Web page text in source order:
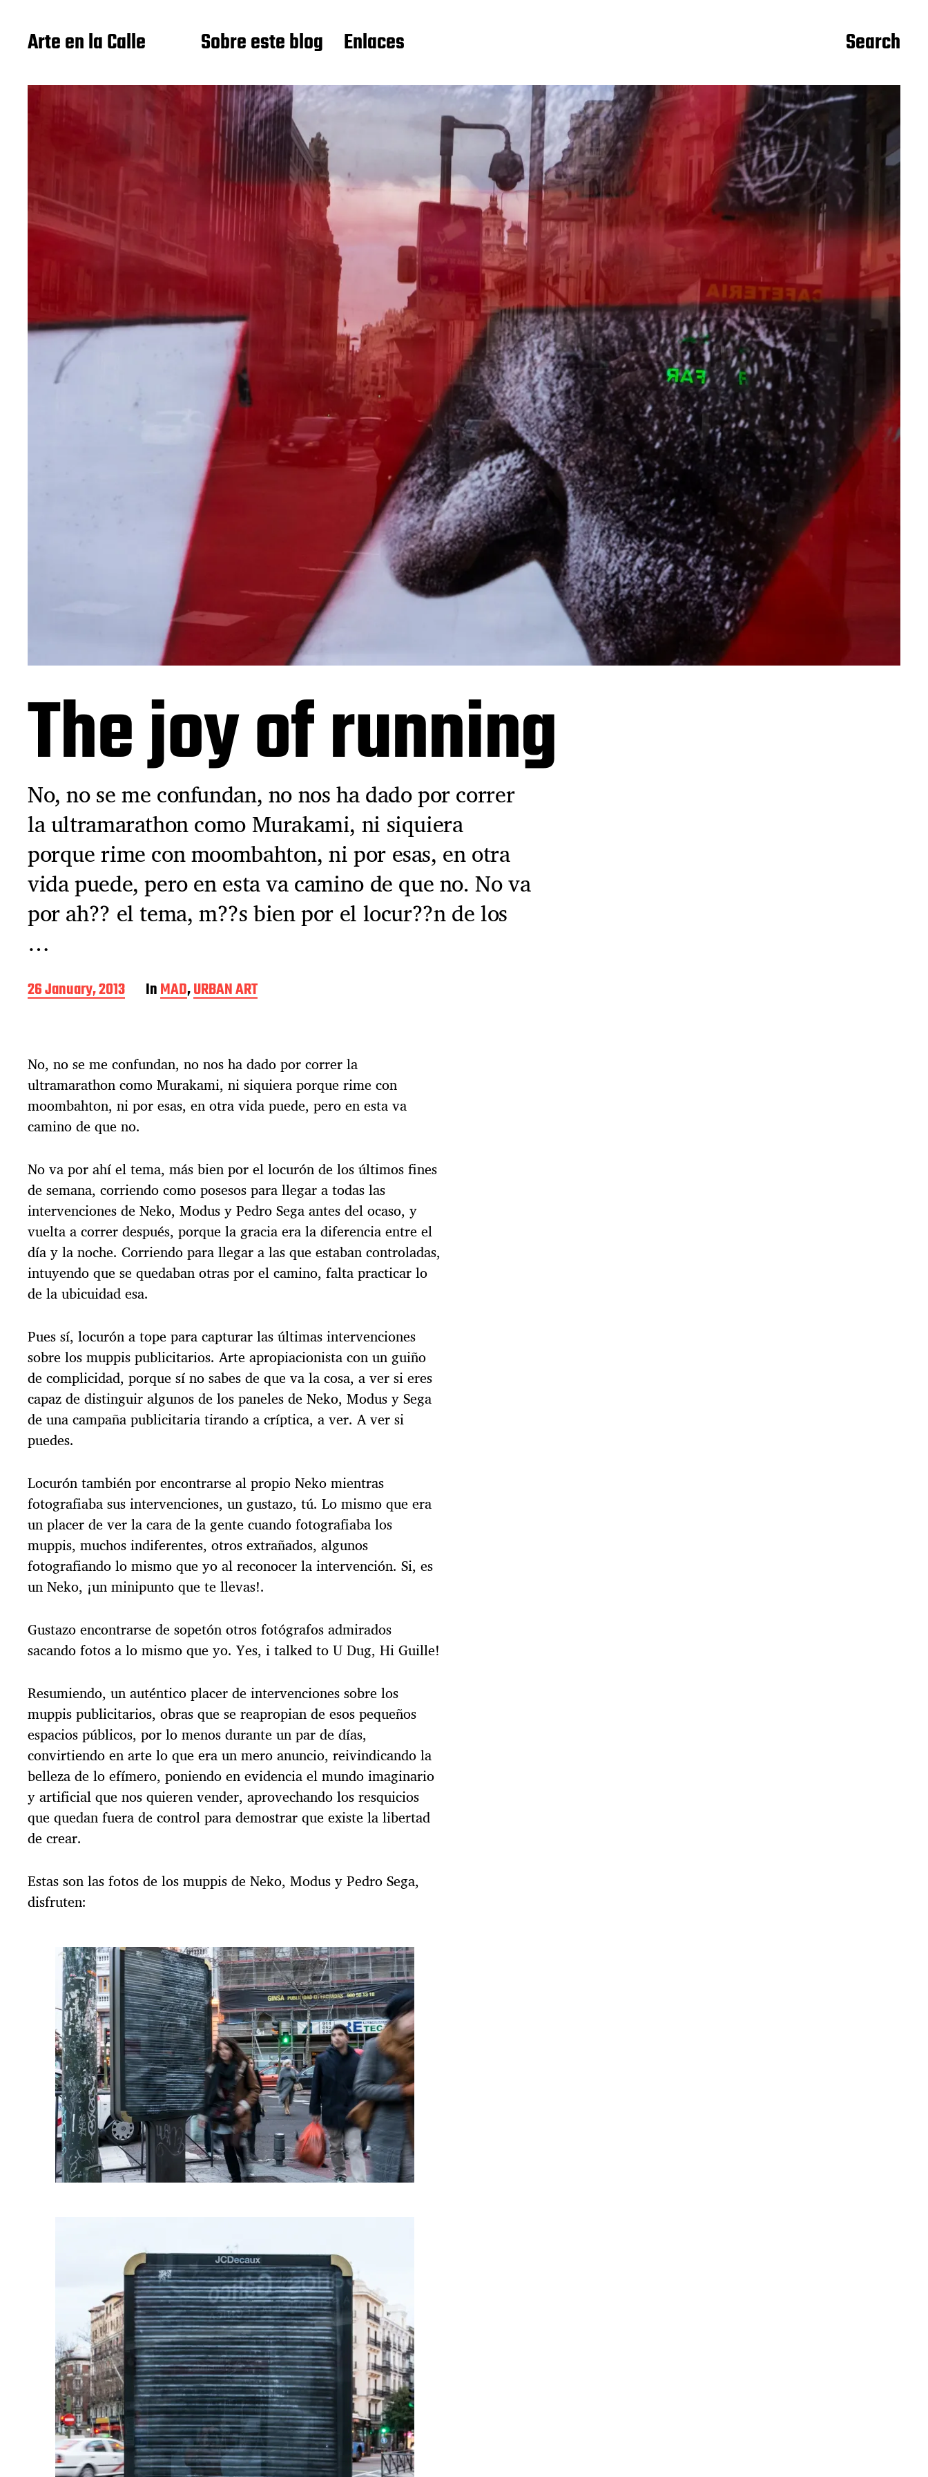
Arte en la Calle Sobre este blog Enlaces Search
The joy of running
No, no se me confundan, no nos ha dado por correr
la ultramarathon como Murakami, ni siquiera
porque rime con moombahton, ni por esas, en otra
vida puede, pero en esta va camino de que no. No va
por ah?? el tema, m??s bien por el locur??n de los
…
P
o
a
t
e
26 January, 2013 InMAD,URBAN ART
No, no se me confundan, no nos ha dado por correr la
ultramarathon como Murakami, ni siquiera porque rime con
moombahton, ni por esas, en otra vida puede, pero en esta va
camino de que no.
No va por ahí el tema, más bien por el locurón de los últimos fines
de semana, corriendo como posesos para llegar a todas las
intervenciones de Neko, Modus y Pedro Sega antes del ocaso, y
vuelta a correr después, porque la gracia era la diferencia entre el
día y la noche. Corriendo para llegar a las que estaban controladas,
intuyendo que se quedaban otras por el camino, falta practicar lo
de la ubicuidad esa.
Pues sí, locurón a tope para capturar las últimas intervenciones
sobre los muppis publicitarios. Arte apropiacionista con un guiño
de complicidad, porque sí no sabes de que va la cosa, a ver si eres
capaz de distinguir algunos de los paneles de Neko, Modus y Sega
de una campaña publicitaria tirando a críptica, a ver. A ver si
puedes.
Locurón también por encontrarse al propio Neko mientras
fotografiaba sus intervenciones, un gustazo, tú. Lo mismo que era
un placer de ver la cara de la gente cuando fotografiaba los
muppis, muchos indiferentes, otros extrañados, algunos
fotografiando lo mismo que yo al reconocer la intervención. Si, es
un Neko, ¡un minipunto que te llevas!.
Gustazo encontrarse de sopetón otros fotógrafos admirados
sacando fotos a lo mismo que yo. Yes, i talked to U Dug, Hi Guille!
Resumiendo, un auténtico placer de intervenciones sobre los
muppis publicitarios, obras que se reapropian de esos pequeños
espacios públicos, por lo menos durante un par de días,
convirtiendo en arte lo que era un mero anuncio, reivindicando la
belleza de lo efímero, poniendo en evidencia el mundo imaginario
y artificial que nos quieren vender, aprovechando los resquicios
que quedan fuera de control para demostrar que existe la libertad
de crear.
Estas son las fotos de los muppis de Neko, Modus y Pedro Sega,
disfruten: